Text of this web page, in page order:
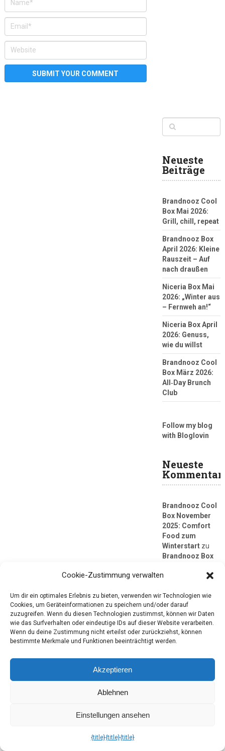
Neueste
Beiträge
Brandnooz Cool
Box Mai 2026:
Grill, chill, repeat
Brandnooz Box
April 2026: Kleine
Rauszeit – Auf
nach draußen
Niceria Box Mai
2026: „Winter aus
– Fernweh an!“
Niceria Box April
2026: Genuss,
wie du willst
Brandnooz Cool
Box März 2026:
All‑Day Brunch
Club
Follow my blog
with Bloglovin
Neueste
Brandnooz Cool
Box November
2025: Comfort
Food zum
Winterstartzu
Brandnooz Box
Der Winter hält
Brandnooz Cool
Box November
2025: Comfort
Food zum
Winterstart
Cookie-Zustimmung verwalten
Um dir ein optimales Erlebnis zu bieten, verwenden wir Technologien wie
Cookies, um Geräteinformationen zu speichern und/oder darauf
zuzugreifen. Wenn du diesen Technologien zustimmst, können wir Daten
wie das Surfverhalten oder eindeutige IDs auf dieser Website verarbeiten.
Wenn du deine Zustimmung nicht erteilst oder zurückziehst, können
bestimmte Merkmale und Funktionen beeinträchtigt werden.
Akzeptieren
Ablehnen
Einstellungen ansehen
{title}{title}{title}